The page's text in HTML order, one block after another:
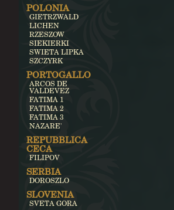
POLONIA
GIETRZWALD
LICHEN
RZESZOW
SIEKIERKI
SWIETA LIPKA
SZCZYRK
PORTOGALLO
ARCOS DE
VALDEVEZ
FATIMA 1
FATIMA 2
FATIMA 3
NAZARE'
REPUBBLICA
CECA
FILIPOV
SERBIA
DOROSZLO
SLOVENIA
SVETA GORA